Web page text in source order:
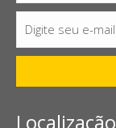
E-
mail
Digite seu e-mail
Localização